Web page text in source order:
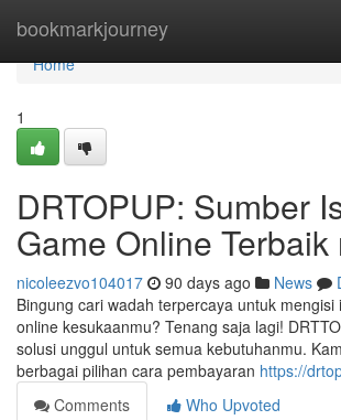
bookmarkjourney
Home
Home
1
DRTOPUP: Sumber
Game Online Terbaik
nicoleezvo104017 90 days ago News
Bingung cari wadah terpercaya untuk mengisi
online kesukaanmu? Tenang saja lagi!
solusi unggul untuk semua kebutuhanmu.
berbagai pilihan cara pembayaran https://
Comments
Who Upvoted